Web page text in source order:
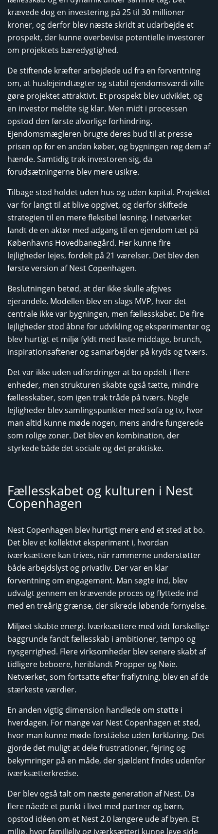
krævede dog en investering på 25 til 30 millioner
kroner, og derfor blev næste skridt at udarbejde et
prospekt, der kunne overbevise potentielle investorer
om projektets bæredygtighed.
De stiftende kræfter arbejdede ud fra en forventning
om, at huslejeindtægter og stabil ejendomsværdi ville
gøre projektet attraktivt. Et prospekt blev udviklet, og
en investor meldte sig klar. Men midt i processen
opstod den første alvorlige forhindring.
Ejendomsmægleren brugte deres bud til at presse
prisen op for en anden køber, og bygningen røg dem af
hænde. Samtidig trak investoren sig, da
forudsætningerne blev mere usikre.
Tilbage stod holdet uden hus og uden kapital. Projektet
var for langt til at blive opgivet, og derfor skiftede
strategien til en mere fleksibel løsning. I netværket
fandt de en aktør med adgang til en ejendom tæt på
Københavns Hovedbanegård. Her kunne fire
lejligheder lejes, fordelt på 21 værelser. Det blev den
første version af Nest Copenhagen.
Beslutningen betød, at der ikke skulle afgives
ejerandele. Modellen blev en slags MVP, hvor det
centrale ikke var bygningen, men fællesskabet. De fire
lejligheder stod åbne for udvikling og eksperimenter og
blev hurtigt et miljø fyldt med faste middage, brunch,
inspirationsaftener og samarbejder på kryds og tværs.
Det var ikke uden udfordringer at bo opdelt i flere
enheder, men strukturen skabte også tætte, mindre
fællesskaber, som igen trak tråde på tværs. Nogle
lejligheder blev samlingspunkter med sofa og tv, hvor
man altid kunne møde nogen, mens andre fungerede
som rolige zoner. Det blev en kombination, der
styrkede både det sociale og det praktiske.
Fællesskabet og kulturen i Nest
Copenhagen
Nest Copenhagen blev hurtigt mere end et sted at bo.
Det blev et kollektivt eksperiment i, hvordan
iværksættere kan trives, når rammerne understøtter
både arbejdslyst og privatliv. Der var en klar
forventning om engagement. Man søgte ind, blev
udvalgt gennem en krævende proces og flyttede ind
med en treårig grænse, der sikrede løbende fornyelse.
Miljøet skabte energi. Iværksættere med vidt forskellige
baggrunde fandt fællesskab i ambitioner, tempo og
nysgerrighed. Flere virksomheder blev senere skabt af
tidligere beboere, heriblandt Propper og Nøie.
Netværket, som fortsatte efter fraflytning, blev en af de
stærkeste værdier.
En anden vigtig dimension handlede om støtte i
hverdagen. For mange var Nest Copenhagen et sted,
hvor man kunne møde forståelse uden forklaring. Det
gjorde det muligt at dele frustrationer, fejring og
bekymringer på en måde, der sjældent findes udenfor
iværksætterkredse.
Der blev også talt om næste generation af Nest. Da
flere nåede et punkt i livet med partner og børn,
opstod idéen om et Nest 2.0 længere ude af byen. Et
miljø, hvor familieliv og iværksætteri kunne leve side